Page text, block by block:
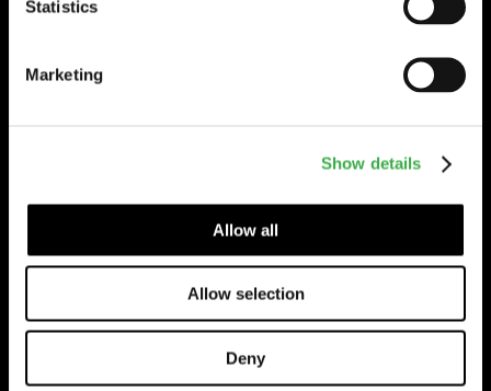
Statistics
Marketing
Show details
Allow all
Allow selection
Deny
Öppettider
Måndag-Torsdag 07 - 17
Säljkontor
431 53 MÖLNDAL